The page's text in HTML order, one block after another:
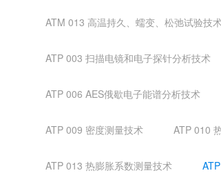
ATM 013 高温持久、蠕变、松弛试验技
ATP 003 扫描电镜和电子探针分析技术
ATP 006 AES俄歇电子能谱分析技术
ATP 009 密度测量技术 ATP 010
ATP 013 热膨胀系数测量技术